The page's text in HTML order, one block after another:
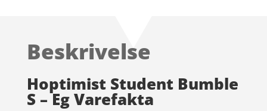
på
ømmels
er
Beskrivelse
Hoptimist Student Bumble
S – Eg Varefakta